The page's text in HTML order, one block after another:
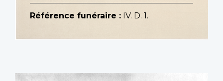
Référence funéraire : IV. D. 1.